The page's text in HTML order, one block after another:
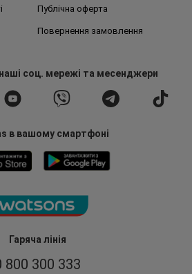
Гаряча лінія
800 300 333
Публічна оферта
Повернення замовлення
соц. мережі та месенджери
в вашому смартфоні